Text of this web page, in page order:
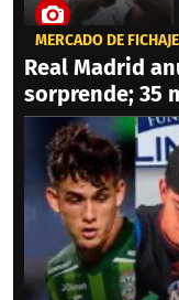
MERCADO DE
Real Madrid
sorprende; 35